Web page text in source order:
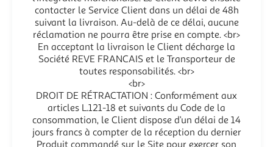
contacter le Service Client dans un délai de 48h
suivant la livraison. Au-delà de ce délai, aucune
réclamation ne pourra être prise en compte. <br>
En acceptant la livraison le Client décharge la
Société REVE FRANCAIS et le Transporteur de
toutes responsabilités. <br>
<br>
DROIT DE RÉTRACTATION : Conformément aux
articles L.121-18 et suivants du Code de la
consommation, le Client dispose d’un délai de 14
jours francs à compter de la réception du dernier
Produit commandé sur le Site pour exercer son